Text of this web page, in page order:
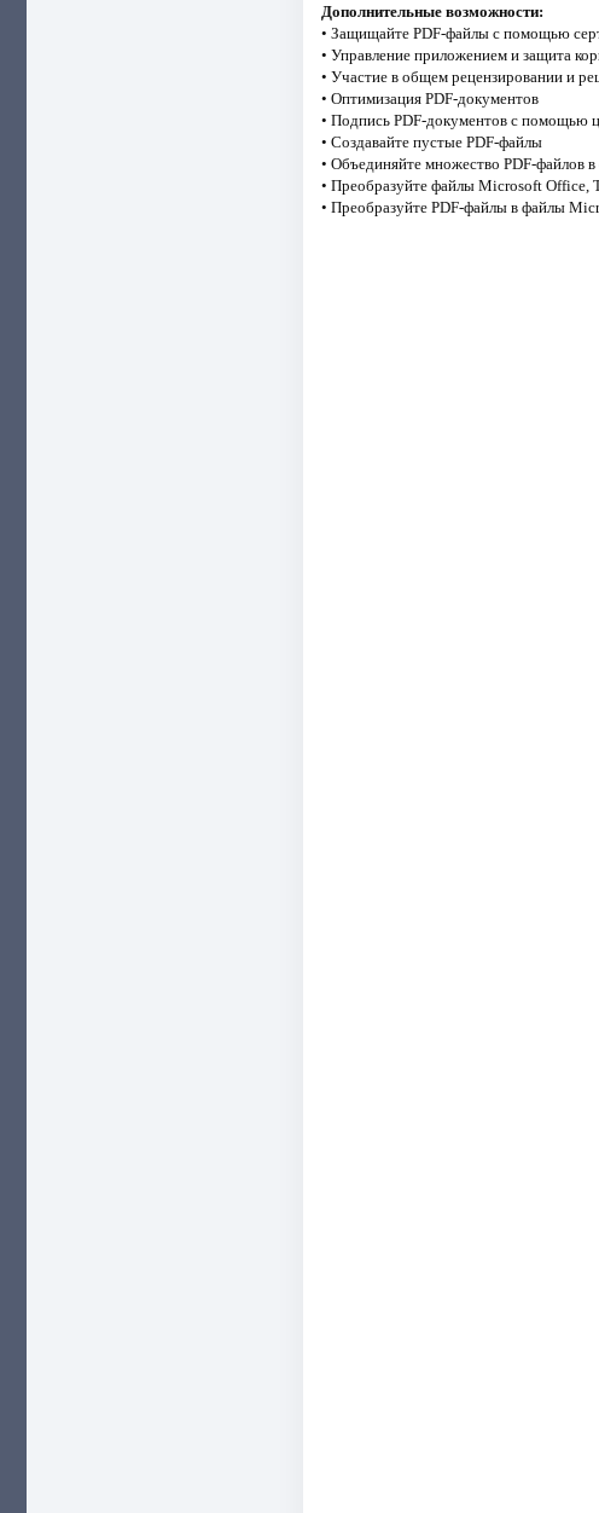
Дополнительные возможности:
• Защищайте PDF-файлы с помощью
• Управление приложением и защита
• Участие в общем рецензировании и
• Оптимизация PDF-документов
• Подпись PDF-документов с помощью
• Создавайте пустые PDF-файлы
• Объединяйте множество PDF-файлов
• Преобразуйте файлы Microsoft Office,
• Преобразуйте PDF-файлы в файлы